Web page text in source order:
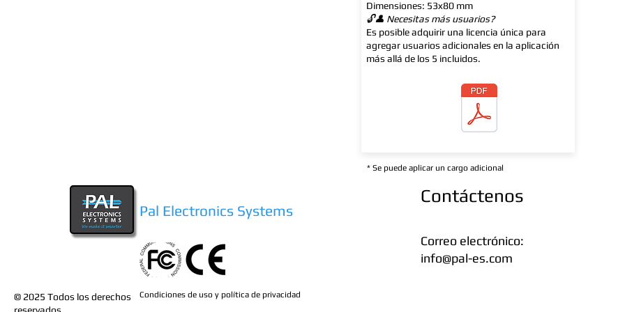
Dimensiones: 53x80 mm
🔓👤 Necesitas más usuarios?
Es posible adquirir una licencia única para
agregar usuarios adicionales en la aplicación
más allá de los 5 incluidos.
* Se puede aplicar un cargo adicional
Pal Electronics Systems
© 2025 Todos los derechos
Condiciones de uso y política de privacidad
Contáctenos
Correo electrónico:
info@pal-es.com